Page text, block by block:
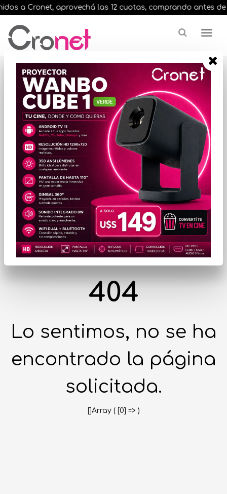
a Cronet, aprovechá las 12 cuotas, comprando antes de
404
Lo sentimos, no se ha
encontrado la página
solicitada.
[]Array ( [0] => )